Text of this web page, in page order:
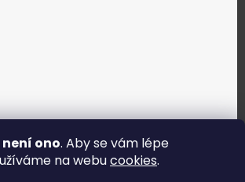
ono. Aby se vám lépe
na webucookies.